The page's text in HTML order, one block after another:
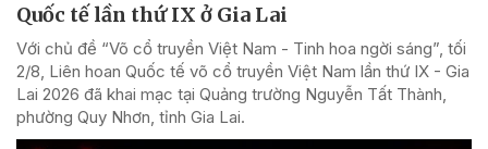
Quốc tế lần thứ IX ở Gia Lai
Với chủ đề “Võ cổ truyền Việt Nam - Tinh hoa ngời sáng”, tối
2/8, Liên hoan Quốc tế võ cổ truyền Việt Nam lần thứ IX - Gia
Lai 2026 đã khai mạc tại Quảng trường Nguyễn Tất Thành,
phường Quy Nhơn, tỉnh Gia Lai.